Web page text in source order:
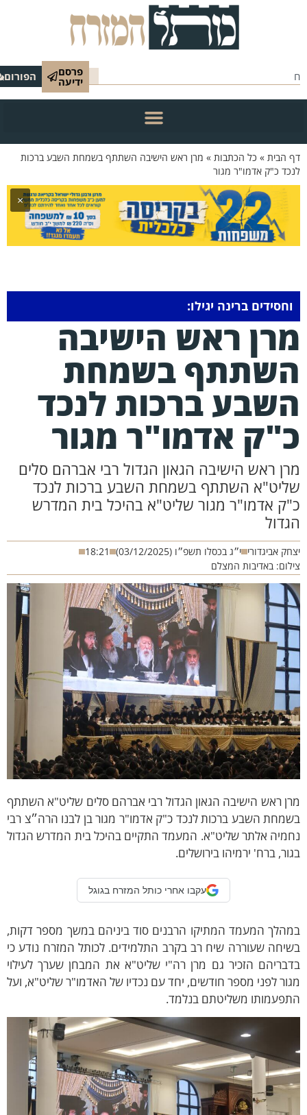
פרסם
ידיעה הפורום
הבית»כל הכתבות»מרן ראש הישיבה השתתף בשמחת השבע ברכות
כ"ק אדמו"ר מגור
×
וחסידים ברינה יגילו:
ראש הישיבה
בשמחת
ברכות לנכד
אדמו"ר מגור
ראש הישיבה הגאון הגדול רבי אברהם סלים
השתתף בשמחת השבע ברכות לנכד
אדמו"ר מגור שליט"א בהיכל בית המדרש
אביגדורי י״ג בכסלו תשפ״ו (03/12/2025)
18:21
באדיבות המצלם
ראש הישיבה הגאון הגדול רבי אברהם סלים שליט"א השתתף
השבע ברכות לנכד כ"ק אדמו"ר מגור בן לבנו הרה״צ רבי
אלתר שליט"א. המעמד התקיים בהיכל בית המדרש הגדול
ברח' ירמיהו בירושלים.
עקבו אחרי כותל המזרח בגוגל
המעמד המתיקו הרבנים סוד ביניהם במשך מספר דקות,
שעוררה שיח רב בקרב התלמידים. לכותל המזרח נודע כי
הזכיר גם מרן רה"י שליט"א אתהמבחן שערך לעילוי
לפני מספר חודשים, יחד עם נכדיו של האדמו"ר שליט"א, ועל
משליטתם בנלמד.